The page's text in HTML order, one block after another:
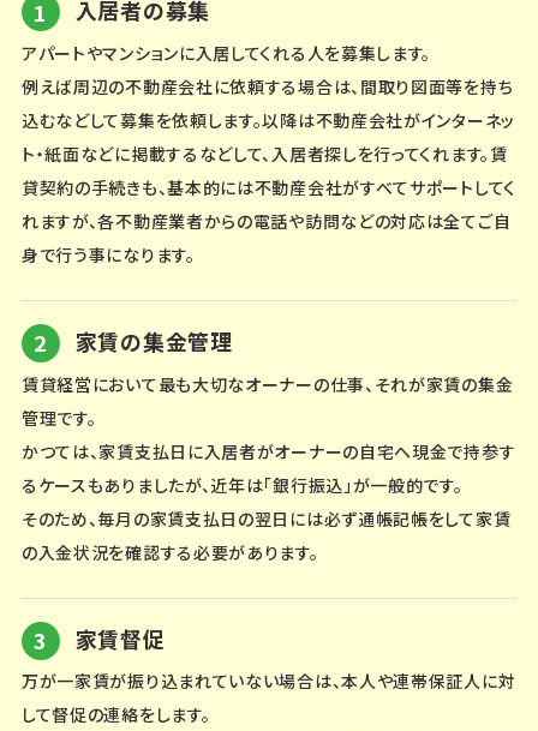
入居者の募集
アパートやマンションに入居してくれる人を募集します。
例えば周辺の不動産会社に依頼する場合は、間取り図面等を持ち
込むなどして募集を依頼します。以降は不動産会社がインターネッ
ト・紙面などに掲載するなどして、入居者探しを行ってくれます。賃
貸契約の手続きも、基本的には不動産会社がすべてサポートしてく
れますが、各不動産業者からの電話や訪問などの対応は全てご自
身で行う事になります。
家賃の集金管理
賃貸経営において最も大切なオーナーの仕事、それが家賃の集金
管理です。
かつては、家賃支払日に入居者がオーナーの自宅へ現金で持参す
るケースもありましたが、近年は「銀行振込」が一般的です。
そのため、毎月の家賃支払日の翌日には必ず通帳記帳をして家賃
の入金状況を確認する必要があります。
家賃督促
万が一家賃が振り込まれていない場合は、本人や連帯保証人に対
して督促の連絡をします。